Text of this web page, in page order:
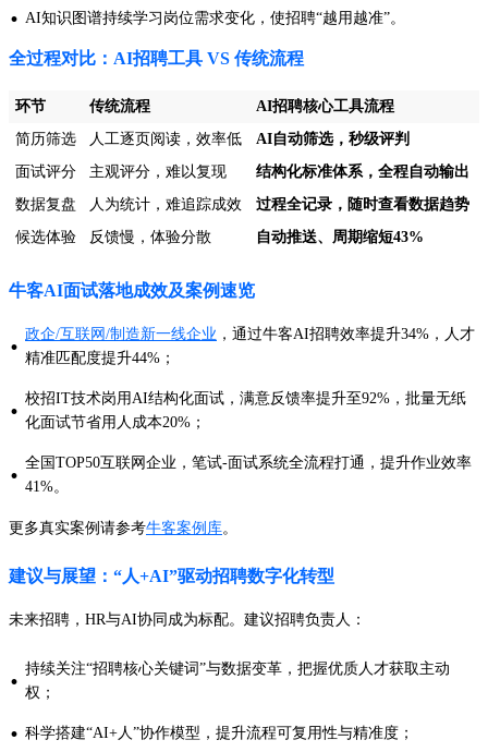
· AI知识图谱持续学习岗位需求变化，使招聘“越用越准”。
全过程对比：AI招聘工具 VS 传统流程
环节 传统流程
AI招聘核心工具流程
简历筛选
人工逐页阅读，效率低
AI自动筛选，秒级评判
面试评分
主观评分，难以复现
结构化标准体系，全程自动输出
数据复盘
人为统计，难追踪成效
过程全记录，随时查看数据趋势
候选体验
反馈慢，体验分散 自动推送、周期缩短43%
牛客AI面试落地成效及案例速览
· 政企/互联网/制造新一线企业 ，通过牛客AI招聘效率提升34%，人才
精准匹配度提升44%；
· 校招IT技术岗用AI结构化面试，满意反馈率提升至92%，批量无纸
化面试节省用人成本20%；
· 全国TOP50互联网企业，笔试-面试系统全流程打通，提升作业效率
41%。
更多真实案例请参考牛客案例库。
建议与展望：“人+AI”驱动招聘数字化转型
未来招聘，HR与AI协同成为标配。建议招聘负责人：
· 持续关注“招聘核心关键词”与数据变革，把握优质人才获取主动
权；
· 科学搭建“AI+人”协作模型，提升流程可复用性与精准度；